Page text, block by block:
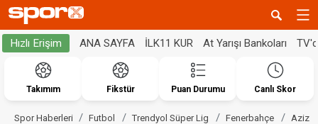
Hızlı Erişim ANA SAYFA İLK11 KUR At Yarışı Bankoları
Takımım Fikstür Puan Durumu Canlı Skor
Spor Haberleri Futbol Trendyol Süper Lig Fenerbahçe Aziz